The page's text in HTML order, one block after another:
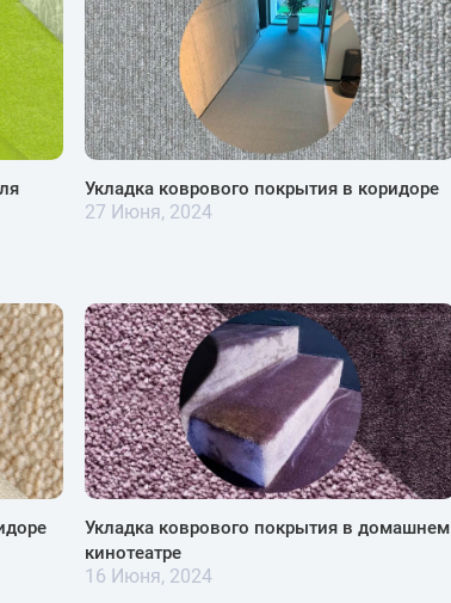
Укладка коврового покрытия в коридоре
27 Июня, 2024
Укладка коврового покрытия в домашнем
кинотеатре
16 Июня, 2024